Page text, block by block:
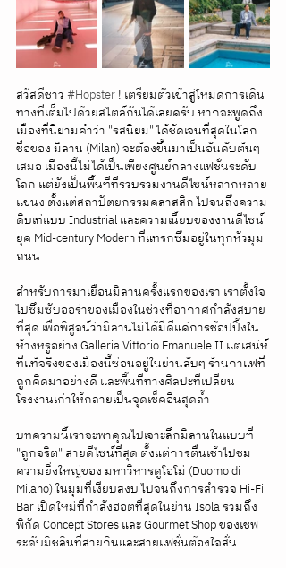
สวัสดีชาว #Hopster ! เตรียมตัวเข้าสู่โหมดการเดิน
ทางที่เต็มไปด้วยสไตล์กันได้เลยครับ หากจะพูดถึง
เมืองที่นิยามคำว่า "รสนิยม" ได้ชัดเจนที่สุดในโลก
ชื่อของ มิลาน (Milan) จะต้องขึ้นมาเป็นอันดับต้นๆ
เสมอ เมืองนี้ไม่ได้เป็นเพียงศูนย์กลางแฟชั่นระดับ
โลก แต่ยังเป็นพื้นที่ที่รวบรวมงานดีไซน์หลากหลาย
แขนง ตั้งแต่สถาปัตยกรรมคลาสสิก ไปจนถึงความ
ดิบเท่แบบ Industrial และความเนี้ยบของงานดีไซน์
ยุค Mid-century Modern ที่แทรกซึมอยู่ในทุกหัวมุม
ถนน
สำหรับการมาเยือนมิลานครั้งแรกของเรา เราตั้งใจ
ไปซึมซับออร่าของเมืองในช่วงที่อากาศกำลังสบาย
ที่สุด เพื่อพิสูจน์ว่ามิลานไม่ได้มีดีแค่การช้อปปิ้งใน
ห้างหรูอย่าง Galleria Vittorio Emanuele II แต่เสน่ห์
ที่แท้จริงของเมืองนี้ซ่อนอยู่ในย่านลับๆ ร้านกาแฟที่
ถูกคิดมาอย่างดี และพื้นที่ทางศิลปะที่เปลี่ยน
โรงงานเก่าให้กลายเป็นจุดเช็คอินสุดล้ำ
บทความนี้เราจะพาคุณไปเจาะลึกมิลานในแบบที่
"ถูกจริต" สายดีไซน์ที่สุด ตั้งแต่การตื่นเช้าไปชม
ความยิ่งใหญ่ของ มหาวิหารดูโอโม่ (Duomo di
Milano) ในมุมที่เงียบสงบ ไปจนถึงการสำรวจ Hi-Fi
Bar เปิดใหม่ที่กำลังฮอตที่สุดในย่าน Isola รวมถึง
พิกัด Concept Stores และ Gourmet Shop ของเชฟ
ระดับมิชลินที่สายกินและสายแฟชั่นต้องใจสั่น